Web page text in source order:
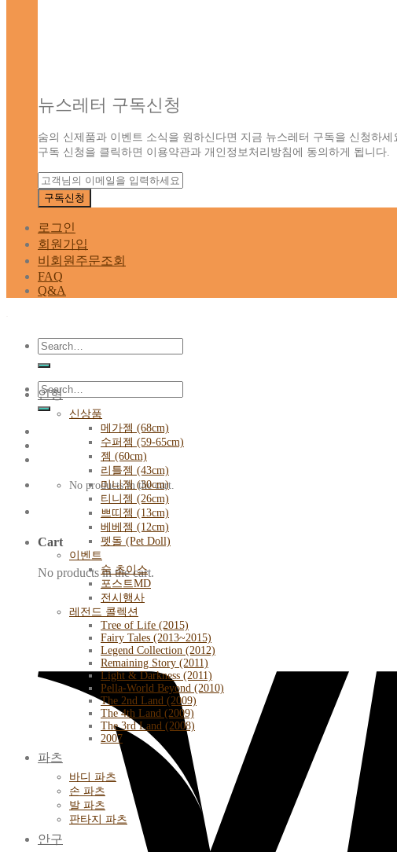
뉴스레터 구독신청
숨의 신제품과 이벤트 소식을 원하신다면 지금 뉴스레터 구독을 신청하세
구독 신청을 클릭하면 이용약관과 개인정보처리방침에 동의하게 됩니다.
로그인
회원가입
비회원주문조회
FAQ
Q&A
Search
for:
Search
for:
No products in the cart.
Cart
No products in the cart.
인형
신상품
메가젬 (68cm)
수퍼젬 (59-65cm)
젬 (60cm)
리틀젬 (43cm)
미니젬 (30cm)
티니젬 (26cm)
쁘띠젬 (13cm)
베베젬 (12cm)
펫돌 (Pet Doll)
이벤트
숨 초이스
포스트MD
전시행사
레전드 콜렉션
Tree of Life (2015)
Fairy Tales (2013~2015)
Legend Collection (2012)
Remaining Story (2011)
Light & Darkness (2011)
Pella-World Beyond (2010)
The 2nd Land (2009)
The 4th Land (2009)
The 3rd Land (2008)
2007
파츠
바디 파츠
손 파츠
발 파츠
판타지 파츠
안구